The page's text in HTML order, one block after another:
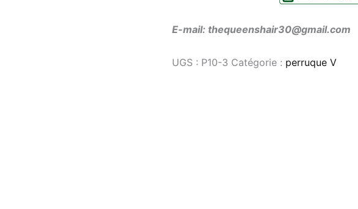
E-mail: thequeenshair30@gmail.com
UGS : P10-3 Catégorie : perruque V